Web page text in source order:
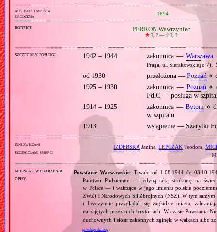
alt. daty i miejsca
urodzenia
1894
rodzice PERRON Wawrzyniec
🞲?, ? — 🕆?, ?
szczegóły posługi 1942 – 1944 zakonnica —Warszawa
Praga, ul. Sierakowskiego 7),
od 1930
przełożona — Poznań ⋄
1925 – 1930
zakonnica — Poznań⋄
FdlC — posługa w
1914 – 1925
zakonnica — Bytom ⋄
w szpitalu
1913
wstąpienie — Szarytki
inni związani
szczegółami śmierci
IZDEBSKA Janina,LEPCZAK Teodora,
miejsca i wydarzenia
opisy
Powstanie Warszawskie: Trwało od 1.08.1944 do
Państwo Podziemne — jedyną taką strukturę na
w Polsce — i walczące w jego imieniu polskie
ZWZ) i Narodowych Sił Zbrojnych (NSZ). W tym samym
i bezczynnie przyglądali się zagładzie miasta,
na zajętych przez nich terytoriach. W czasie Powstania
duchownych i sióstr zakonnych zginęło w walkach albo
pl.wikipedia.org)